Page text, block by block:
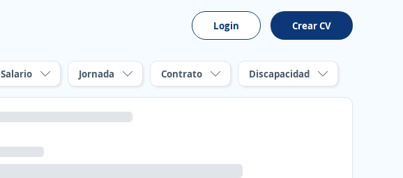
Login Crear CV
Salario Jornada Contrato Discapacidad